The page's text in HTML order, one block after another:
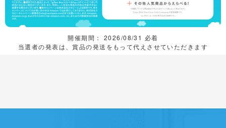
開催期間： 2026/08/31 必着
当選者の発表は、賞品の発送をもって代えさせていただきます